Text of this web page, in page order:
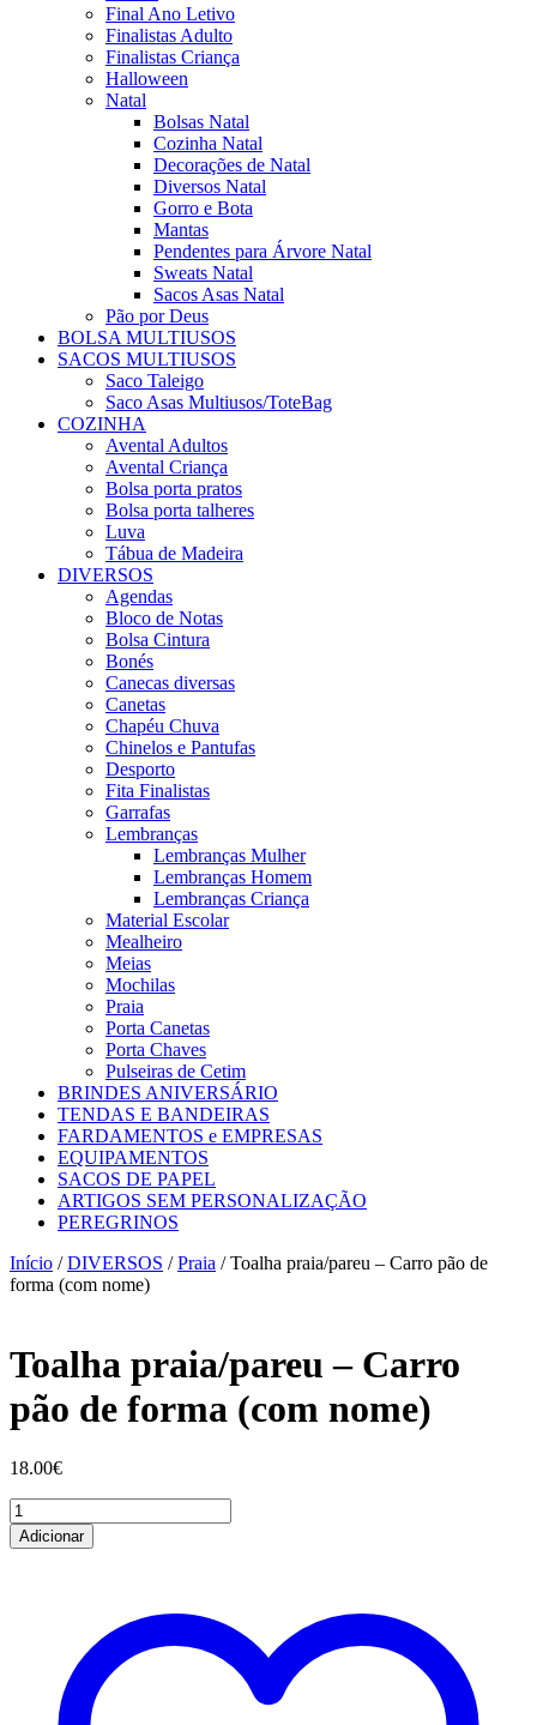
Final Ano Letivo
Finalistas Adulto
Finalistas Criança
Halloween
Natal
Bolsas Natal
Cozinha Natal
Decorações de Natal
Diversos Natal
Gorro e Bota
Mantas
Pendentes para Árvore Natal
Sweats Natal
Sacos Asas Natal
Pão por Deus
BOLSA MULTIUSOS
SACOS MULTIUSOS
Saco Taleigo
Saco Asas Multiusos/ToteBag
COZINHA
Avental Adultos
Avental Criança
Bolsa porta pratos
Bolsa porta talheres
Luva
Tábua de Madeira
DIVERSOS
Agendas
Bloco de Notas
Bolsa Cintura
Bonés
Canecas diversas
Canetas
Chapéu Chuva
Chinelos e Pantufas
Desporto
Fita Finalistas
Garrafas
Lembranças
Lembranças Mulher
Lembranças Homem
Lembranças Criança
Material Escolar
Mealheiro
Meias
Mochilas
Praia
Porta Canetas
Porta Chaves
Pulseiras de Cetim
BRINDES ANIVERSÁRIO
TENDAS E BANDEIRAS
FARDAMENTOS e EMPRESAS
EQUIPAMENTOS
SACOS DE PAPEL
ARTIGOS SEM PERSONALIZAÇÃO
PEREGRINOS
Início /DIVERSOS /Praia / Toalha praia/pareu – Carro pão de
forma (com nome)
Toalha praia/pareu – Carro
pão de forma (com nome)
18.00€
Quantidade
de
Toalha
Adicionar